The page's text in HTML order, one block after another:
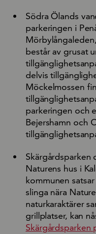
Södra Ölands
parkeringen i
består av grusat
delvis
Möckelmossen
parkeringen och
Bejershamn och
Naturens hus i
kommunen
slinga nära
naturkaraktärer
grillplatser, kan
Skärgårdsparken